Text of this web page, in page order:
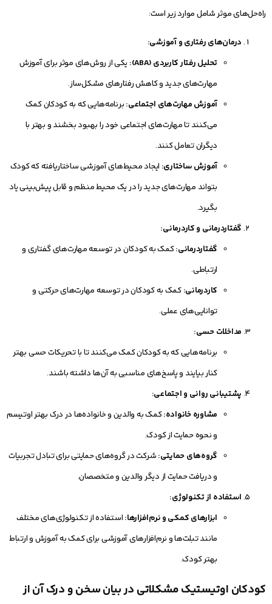
راه‌حل‌های موثر شامل موارد زیر است:
درمان‌های رفتاری و آموزشی:
تحلیل رفتار کاربردی (ABA):
یکی از روش‌های موثر برای آموزش
مهارت‌های جدید و کاهش رفتارهای مشکل‌ساز.
آموزش مهارت‌های اجتماعی: برنامه‌هایی که به کودکان کمک
می‌کنند تا مهارت‌های اجتماعی خود را بهبود بخشند و بهتر با
دیگران تعامل کنند.
آموزش ساختاری: ایجاد محیط‌های آموزشی ساختاریافته که کودک
بتواند مهارت‌های جدید را در یک محیط منظم و قابل پیش‌بینی یاد
بگیرد.
گفتاردرمانی و کاردرمانی:
گفتاردرمانی:کمک به کودکان در توسعه مهارت‌های گفتاری و
ارتباطی.
کاردرمانی: کمک به کودکان در توسعه مهارت‌های حرکتی و
توانایی‌های عملی.
مداخلات حسی:
برنامه‌هایی که به کودکان کمک می‌کنند تا با تحریکات حسی بهتر
کنار بیایند و پاسخ‌های مناسبی به آن‌ها داشته باشند.
پشتیبانی روانی و اجتماعی:
مشاوره خانواده:کمک به والدین و خانواده‌ها در درک بهتر اوتیسم
و نحوه حمایت از کودک.
گروه‌های حمایتی: شرکت در گروه‌های حمایتی برای تبادل تجربیات
و دریافت حمایت از دیگر والدین و متخصصان.
استفاده از تکنولوژی:
ابزارهای کمکی و نرم‌افزارها: استفاده از تکنولوژی‌های مختلف
مانند تبلت‌ها و نرم‌افزارهای آموزشی برای کمک به آموزش و ارتباط
بهتر کودک.
کودکان اوتیستیک مشکلاتی در بیان سخن و درک آن از